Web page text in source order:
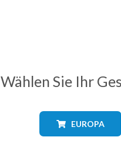
Wählen Sie Ihr
EUROPA